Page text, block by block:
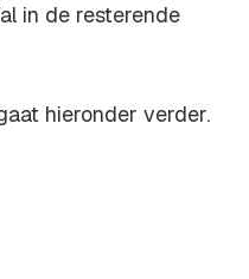
in de resterende
hieronder verder.